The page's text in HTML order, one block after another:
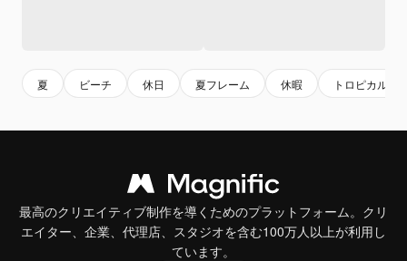
夏 ビーチ 休日 夏フレーム 休暇 トロピカル
最高のクリエイティブ制作を導くためのプラットフォーム。クリ
エイター、企業、代理店、スタジオを含む100万人以上が利用し
ています。